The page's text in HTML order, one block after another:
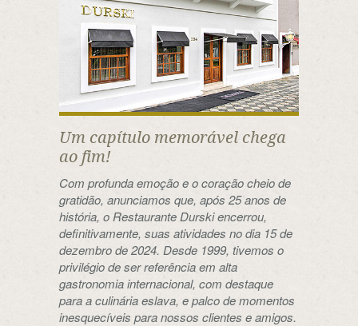
Um capítulo memorável chega
ao fim!
Com profunda emoção e o coração cheio de
gratidão, anunciamos que, após 25 anos de
história, o Restaurante Durski encerrou,
definitivamente, suas atividades no dia 15 de
dezembro de 2024. Desde 1999, tivemos o
privilégio de ser referência em alta
gastronomia internacional, com destaque
para a culinária eslava, e palco de momentos
inesquecíveis para nossos clientes e amigos.